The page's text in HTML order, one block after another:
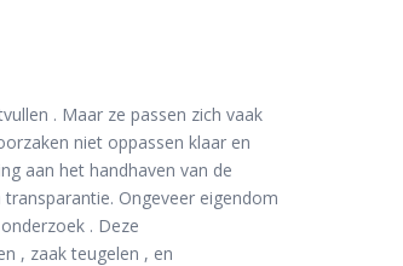
. Maar ze passen zich vaak
niet oppassen klaar en
aan het handhaven van de
Ongeveer eigendom
. Deze
, zaak teugelen , en